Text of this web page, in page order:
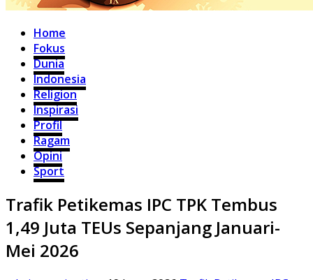
Home
Fokus
Dunia
Indonesia
Religion
Inspirasi
Profil
Ragam
Opini
Sport
Trafik Petikemas IPC TPK Tembus
1,49 Juta TEUs Sepanjang Januari-
Mei 2026